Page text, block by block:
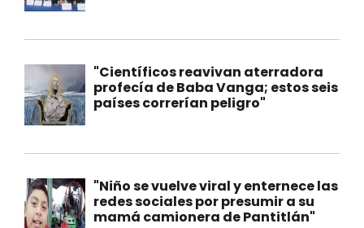
"Científicos reavivan aterradora
profecía de Baba Vanga; estos seis
países correrían peligro"
"Niño se vuelve viral y enternece las
redes sociales por presumir a su
mamá camionera de Pantitlán"